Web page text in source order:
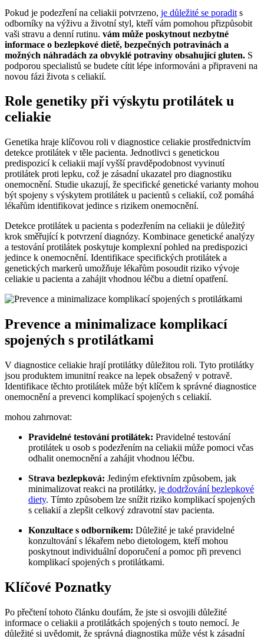
Pokud je ⁢podezření na celiakii potvrzeno, je důležité se poradit s
odborníky ⁣na výživu a životní styl, kteří vám pomohou přizpůsobit
vaši stravu ⁢a denní rutinu.‌ vám může poskytnout nezbytné
informace o bezlepkové dietě, ‍bezpečných potravinách‍ a
možných náhradách za ​obvyklé potraviny obsahující gluten. S
podporou specialistů se budete cítit lépe informováni ⁤a ⁣připraveni na
novou fázi života s ‍celiakií.
Role‌ genetiky při⁣ výskytu protilátek u
celiakie
Genetika hraje klíčovou‍ roli v diagnostice celiakie⁤ prostřednictvím
detekce protilátek v těle‍ pacienta.⁤ Jednotlivci s genetickou
predispozicí k ⁣celiakii mají vyšší pravděpodobnost vyvinutí
protilátek proti⁤ lepku, což⁣ je zásadní ukazatel pro ​diagnostiku
onemocnění. Studie ukazují, že ⁢specifické genetické varianty mohou
být ‍spojeny s ⁣výskytem protilátek u pacientů s celiakií, což pomáhá
lékařům identifikovat jedince s rizikem onemocnění.
Detekce protilátek ⁣u pacienta s podezřením na celiakii je důležitý
krok​ směřující k potvrzení diagnózy. Kombinace⁤ genetické analýzy
‌a testování protilátek poskytuje komplexní pohled na predispozici‍
jedince ​k onemocnění. Identifikace specifických protilátek a⁣
genetických markerů ⁣umožňuje lékařům posoudit riziko vývoje
celiakie u⁤ pacienta a zahájit vhodnou léčbu a dietní opatření.
Prevence a ​minimalizace komplikací
spojených‍ s protilátkami
V diagnostice celiakie hrají protilátky důležitou roli. Tyto protilátky
jsou produktem imunitní⁤ reakce na lepek obsažený v potravě.
Identifikace těchto protilátek může být⁤ klíčem ‍k‌ správné diagnostice
onemocnění a prevenci komplikací spojených s⁣ celiakií.
mohou zahrnovat:
Pravidelné testování ⁣protilátek: ⁣Pravidelné testování
protilátek u osob s podezřením na celiakii může pomoci ⁣včas
odhalit onemocnění‌ a zahájit vhodnou⁢ léčbu.
Strava bezlepková: Jediným⁣ efektivním způsobem, jak ​
minimalizovat reakci na protilátky, je dodržování bezlepkové
diety. Tímto⁤ způsobem lze snížit riziko komplikací spojených
s ⁤celiakií a zlepšit celkový⁣ zdravotní stav pacienta.
Konzultace s ‌odborníkem: Důležité je ​také pravidelné
konzultování s lékařem nebo dietologem, kteří mohou
poskytnout individuální doporučení a⁤ pomoc⁢ při ⁣prevenci
komplikací spojených s protilátkami.
Klíčové Poznatky
Po přečtení tohoto článku doufám, že jste si ‍osvojili důležité ​
informace o⁢ celiakii a protilátkách ​spojených s touto nemocí. Je
důležité si uvědomit, že​ správná diagnostika může vést ‍k zásadní